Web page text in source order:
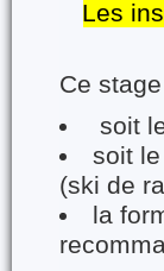
Les
Ce
soit
soit
(ski de
la